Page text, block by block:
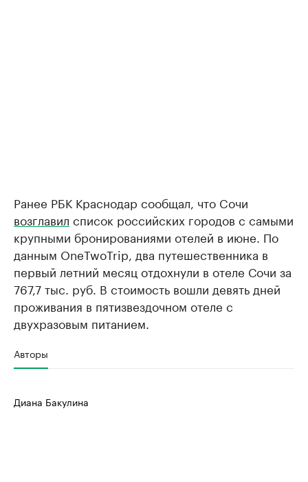
Ранее РБК Краснодар сообщал, что Cочи
возглавил список российских городов с самыми
крупными бронированиями отелей в июне. По
данным OneTwoTrip, два путешественника в
первый летний месяц отдохнули в отеле Сочи за
767,7 тыс. руб. В стоимость вошли девять дней
проживания в пятизвездочном отеле с
двухразовым питанием.
Авторы
Диана Бакулина